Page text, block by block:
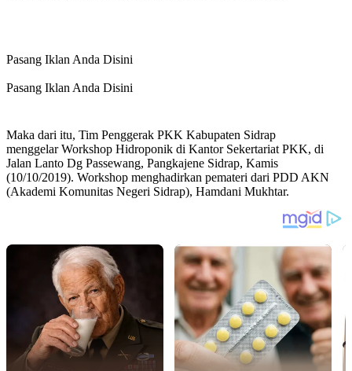
Pasang Iklan Anda Disini
Pasang Iklan Anda Disini
Maka dari itu, Tim Penggerak PKK Kabupaten Sidrap
menggelar Workshop Hidroponik di Kantor Sekertariat PKK, di
Jalan Lanto Dg Passewang, Pangkajene Sidrap, Kamis
(10/10/2019). Workshop menghadirkan pemateri dari PDD AKN
(Akademi Komunitas Negeri Sidrap), Hamdani Mukhtar.